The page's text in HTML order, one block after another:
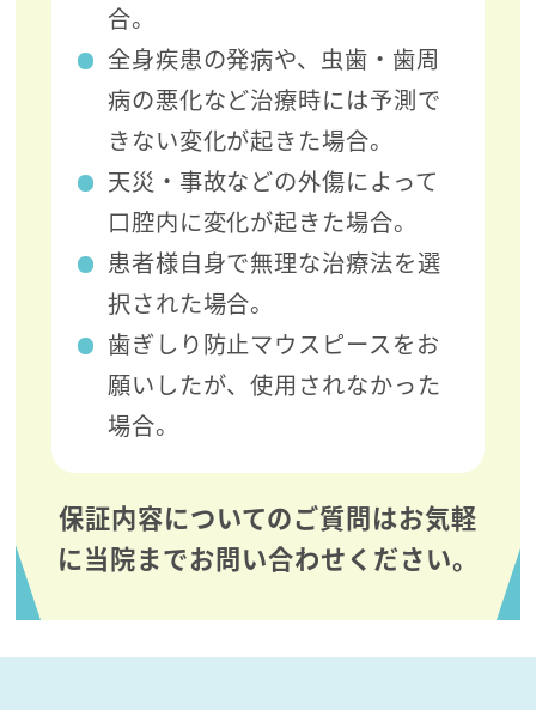
合。
全身疾患の発病や、虫歯・歯周
病の悪化など治療時には予測で
きない変化が起きた場合。
天災・事故などの外傷によって
口腔内に変化が起きた場合。
患者様自身で無理な治療法を選
択された場合。
歯ぎしり防止マウスピースをお
願いしたが、使用されなかった
場合。
保証内容についてのご質問はお気軽
に当院までお問い合わせください。